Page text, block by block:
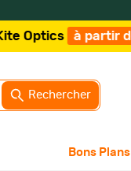
à partir de 219€
Rechercher
Bons Plans